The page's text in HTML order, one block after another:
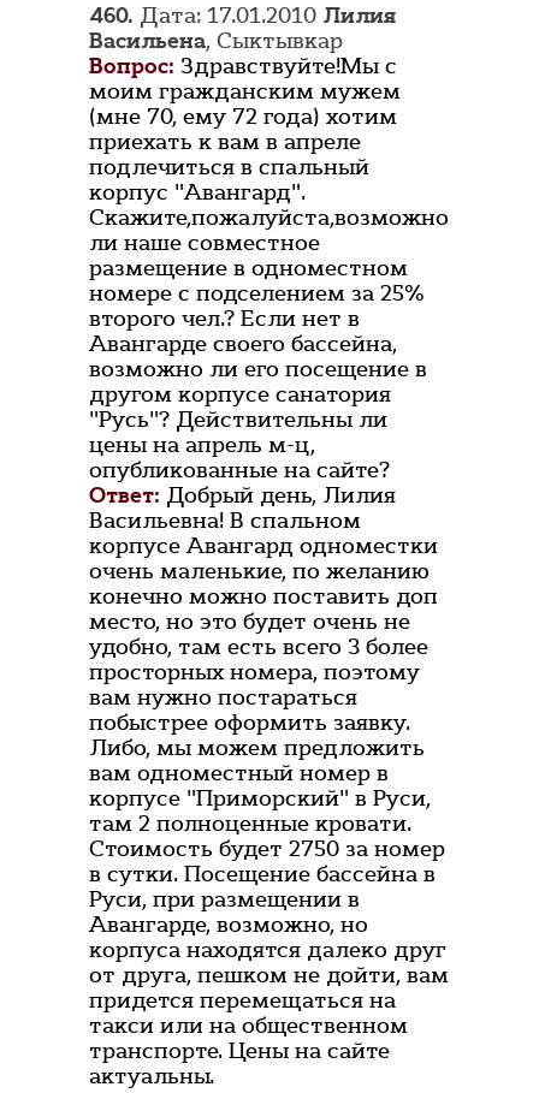
460. Дата: 17.01.2010 Лилия
Васильена, Сыктывкар
Вопрос: Здравствуйте!Мы с
моим гражданским мужем
(мне 70, ему 72 года) хотим
приехать к вам в апреле
подлечиться в спальный
корпус "Авангард".
Скажите,пожалуйста,возможно
ли наше совместное
размещение в одноместном
номере с подселением за 25%
второго чел.? Если нет в
Авангарде своего бассейна,
возможно ли его посещение в
другом корпусе санатория
"Русь"? Действительны ли
цены на апрель м-ц,
опубликованные на сайте?
Ответ: Добрый день, Лилия
Васильевна! В спальном
корпусе Авангард одноместки
очень маленькие, по желанию
конечно можно поставить доп
место, но это будет очень не
удобно, там есть всего 3 более
просторных номера, поэтому
вам нужно постараться
побыстрее оформить заявку.
Либо, мы можем предложить
вам одноместный номер в
корпусе "Приморский" в Руси,
там 2 полноценные кровати.
Стоимость будет 2750 за номер
в сутки. Посещение бассейна в
Руси, при размещении в
Авангарде, возможно, но
корпуса находятся далеко друг
от друга, пешком не дойти, вам
придется перемещаться на
такси или на общественном
транспорте. Цены на сайте
актуальны.